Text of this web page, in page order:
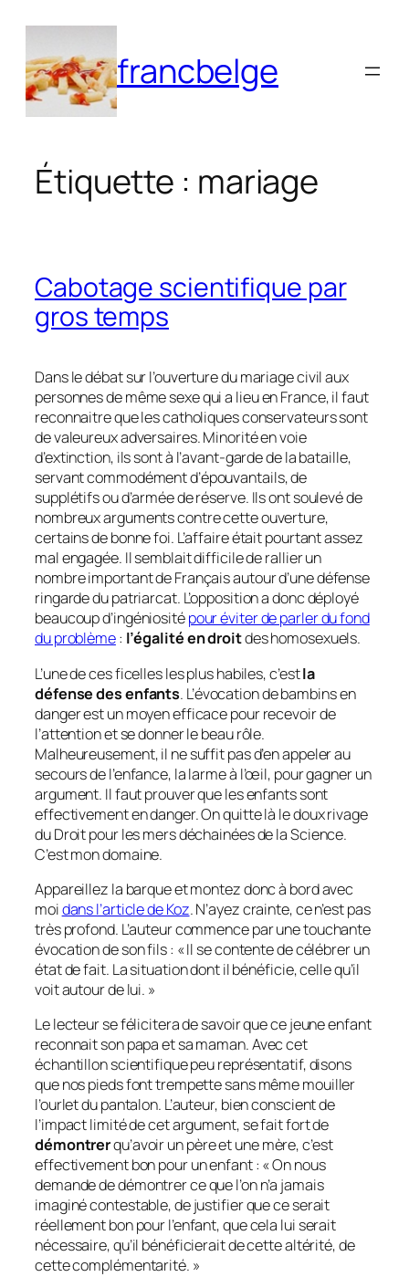
contenu
francbelge
Étiquette : mariage
Cabotage scientifique par
gros temps
Dans le débat sur l’ouverture du mariage civil aux
personnes de même sexe qui a lieu en France, il faut
reconnaitre que les catholiques conservateurs sont
de valeureux adversaires. Minorité en voie
d’extinction, ils sont à l’avant-garde de la bataille,
servant commodément d’épouvantails, de
supplétifs ou d’armée de réserve. Ils ont soulevé de
nombreux arguments contre cette ouverture,
certains de bonne foi. L’affaire était pourtant assez
mal engagée. Il semblait difficile de rallier un
nombre important de Français autour d’une défense
ringarde du patriarcat. L’opposition a donc déployé
beaucoup d’ingéniositépour éviter de parler du fond
du problème: l’égalité en droitdes homosexuels.
L’une de ces ficelles les plus habiles, c’estla
défense des enfants. L’évocation de bambins en
danger est un moyen efficace pour recevoir de
l’attention et se donner le beau rôle.
Malheureusement, il ne suffit pas d’en appeler au
secours de l’enfance, la larme à l’œil, pour gagner un
argument. Il faut prouver que les enfants sont
effectivement en danger. On quitte là le doux rivage
du Droit pour les mers déchainées de la Science.
C’est mon domaine.
Appareillez la barque et montez donc à bord avec
moidans l’article de Koz. N’ayez crainte, ce n’est pas
très profond. L’auteur commence par une touchante
évocation de son fils : «Il se contente de célébrer un
état de fait. La situation dont il bénéficie, celle qu’il
voit autour de lui. »
Le lecteur se félicitera de savoir que ce jeune enfant
reconnait son papa et sa maman. Avec cet
échantillon scientifique peu représentatif, disons
que nos pieds font trempette sans même mouiller
l’ourlet du pantalon. L’auteur, bien conscient de
l’impact limité de cet argument, se fait fort de
démontrerqu’avoir un père et une mère, c’est
effectivement bon pour un enfant : «On nous
demande de démontrer ce que l’on n’a jamais
imaginé contestable, de justifier que ce serait
réellement bon pour l’enfant, que cela lui serait
nécessaire, qu’il bénéficierait de cette altérité, de
cette complémentarité. »